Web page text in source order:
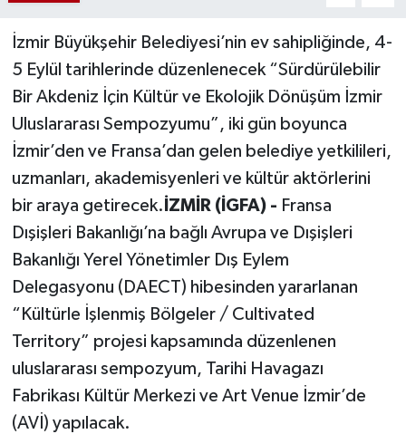
İzmir Büyükşehir Belediyesi’nin ev sahipliğinde, 4-
5 Eylül tarihlerinde düzenlenecek “Sürdürülebilir
Bir Akdeniz İçin Kültür ve Ekolojik Dönüşüm İzmir
Uluslararası Sempozyumu”, iki gün boyunca
İzmir’den ve Fransa’dan gelen belediye yetkilileri,
uzmanları, akademisyenleri ve kültür aktörlerini
bir araya getirecek. İZMİR (İGFA) - Fransa
Dışişleri Bakanlığı’na bağlı Avrupa ve Dışişleri
Bakanlığı Yerel Yönetimler Dış Eylem
Delegasyonu (DAECT) hibesinden yararlanan
“Kültürle İşlenmiş Bölgeler / Cultivated
Territory” projesi kapsamında düzenlenen
uluslararası sempozyum, Tarihi Havagazı
Fabrikası Kültür Merkezi ve Art Venue İzmir’de
(AVİ) yapılacak.